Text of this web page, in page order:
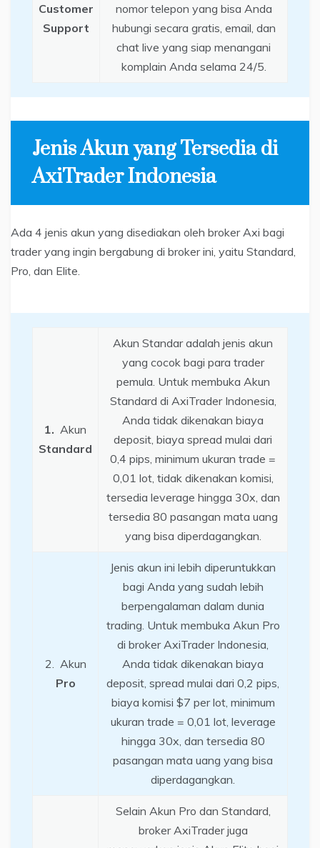
Customer
Support
nomor telepon yang bisa Anda
hubungi secara gratis, email, dan
chat live yang siap menangani
komplain Anda selama 24/5.
Jenis Akun yang Tersedia di
AxiTrader Indonesia
Ada 4 jenis akun yang disediakan oleh broker Axi bagi
trader yang ingin bergabung di broker ini, yaitu Standard,
Pro, dan Elite.
1. Akun
Standard
Akun Standar adalah jenis akun
yang cocok bagi para trader
pemula. Untuk membuka Akun
Standard di AxiTrader Indonesia,
Anda tidak dikenakan biaya
deposit, biaya spread mulai dari
0,4 pips, minimum ukuran trade =
0,01 lot, tidak dikenakan komisi,
tersedia leverage hingga 30x, dan
tersedia 80 pasangan mata uang
yang bisa diperdagangkan.
2. Akun
Pro
Jenis akun ini lebih diperuntukkan
bagi Anda yang sudah lebih
berpengalaman dalam dunia
trading. Untuk membuka Akun Pro
di broker AxiTrader Indonesia,
Anda tidak dikenakan biaya
deposit, spread mulai dari 0,2 pips,
biaya komisi $7 per lot, minimum
ukuran trade = 0,01 lot, leverage
hingga 30x, dan tersedia 80
pasangan mata uang yang bisa
diperdagangkan.
Selain Akun Pro dan Standard,
broker AxiTrader juga